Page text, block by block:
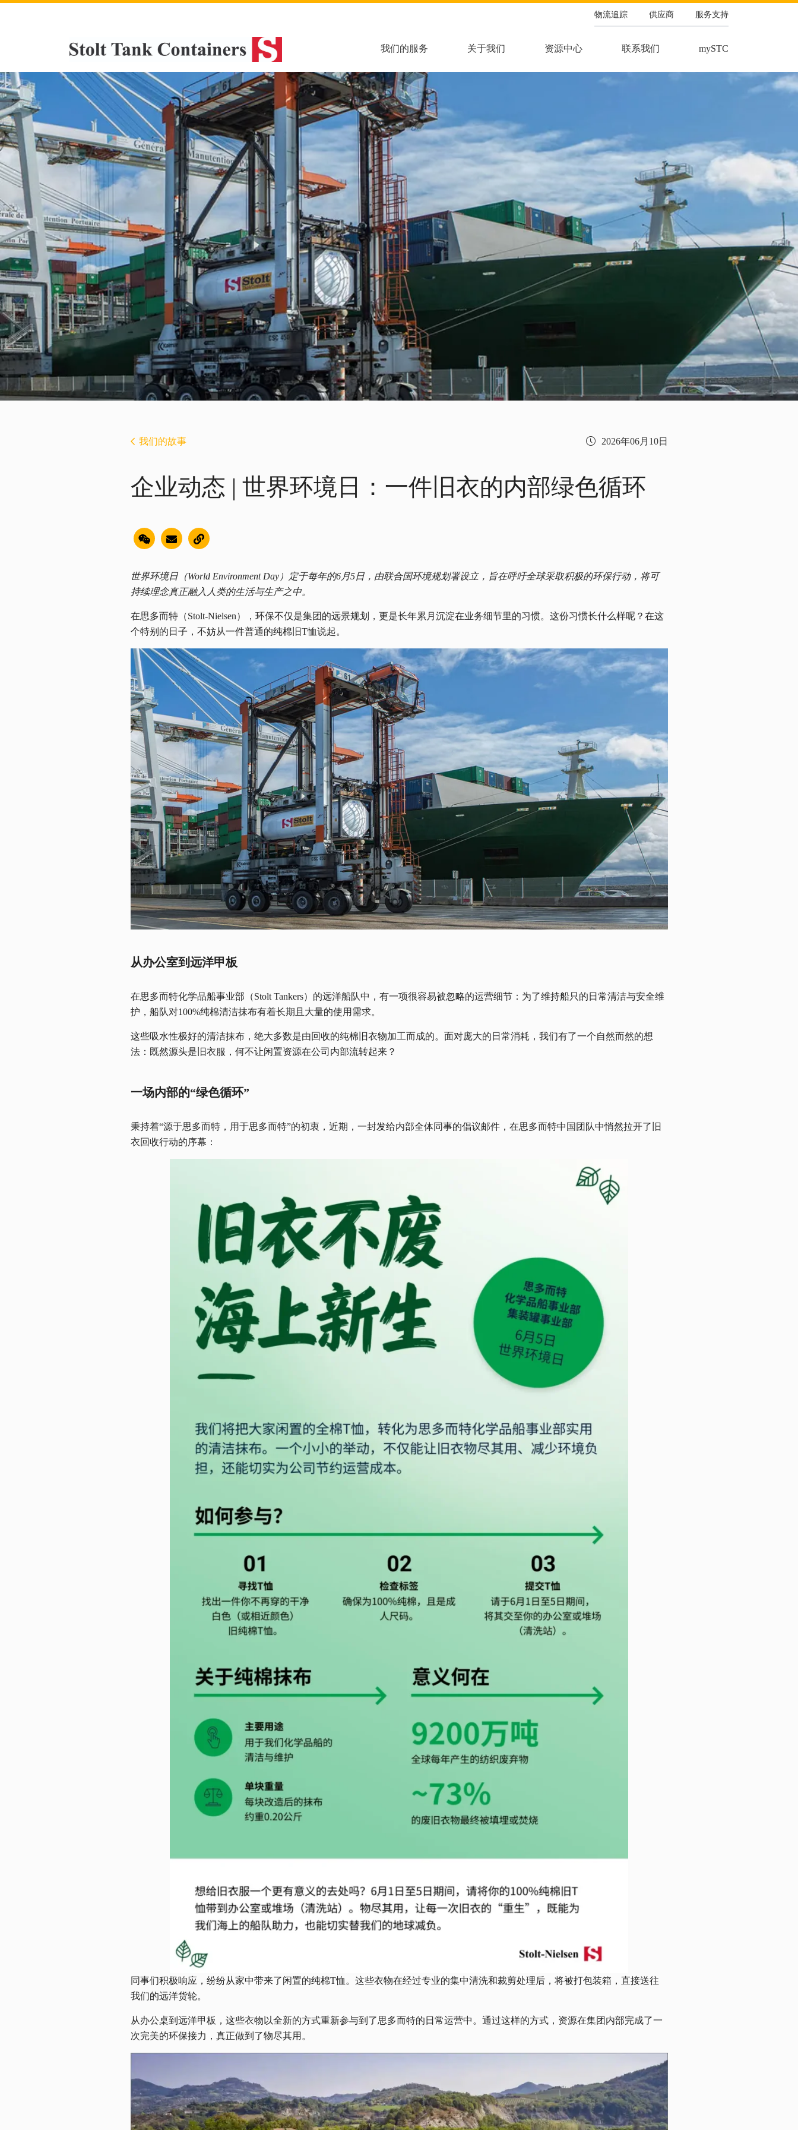
物流追踪 供应商 服务支持
我们的服务 关于我们 资源中心 联系我们 mySTC
我们的故事 2026年06月10日
企业动态 | 世界环境日：一件旧衣的内部绿色循环
世界环境日（World Environment Day）定于每年的6月5日，由联合国环境规划署设立，旨在呼吁全球采取积极的环保行动，将可
持续理念真正融入人类的生活与生产之中。
在思多而特（Stolt-Nielsen），环保不仅是集团的远景规划，更是长年累月沉淀在业务细节里的习惯。这份习惯长什么样呢？在这
个特别的日子，不妨从一件普通的纯棉旧T恤说起。
从办公室到远洋甲板
在思多而特化学品船事业部（Stolt Tankers）的远洋船队中，有一项很容易被忽略的运营细节：为了维持船只的日常清洁与安全维
护，船队对100%纯棉清洁抹布有着长期且大量的使用需求。
这些吸水性极好的清洁抹布，绝大多数是由回收的纯棉旧衣物加工而成的。面对庞大的日常消耗，我们有了一个自然而然的想
法：既然源头是旧衣服，何不让闲置资源在公司内部流转起来？
一场内部的“绿色循环”
秉持着“源于思多而特，用于思多而特”的初衷，近期，一封发给内部全体同事的倡议邮件，在思多而特中国团队中悄然拉开了旧
衣回收行动的序幕：
同事们积极响应，纷纷从家中带来了闲置的纯棉T恤。这些衣物在经过专业的集中清洗和裁剪处理后，将被打包装箱，直接送往
我们的远洋货轮。
从办公桌到远洋甲板，这些衣物以全新的方式重新参与到了思多而特的日常运营中。通过这样的方式，资源在集团内部完成了一
次完美的环保接力，真正做到了物尽其用。